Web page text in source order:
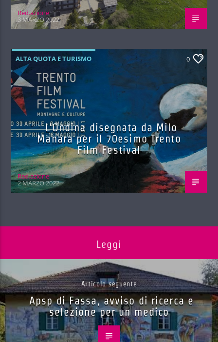
Red.azione
3 MARZO 2022
ALTA QUOTA E TURISMO 0
L’Ondina disegnata da Milo
Manara per il 70esimo Trento
Film Festival
Red.azione
2 MARZO 2022
Leggi
Articolo seguente
Apsp di Fassa, avviso di ricerca e
selezione per un medico